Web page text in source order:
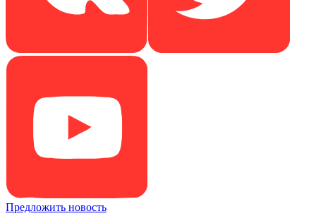
Предложить новость